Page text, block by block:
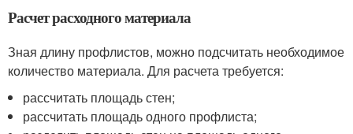
Расчет расходного материала
Зная длину профлистов, можно подсчитать необходимое
количество материала. Для расчета требуется:
рассчитать площадь стен;
рассчитать площадь одного профлиста;